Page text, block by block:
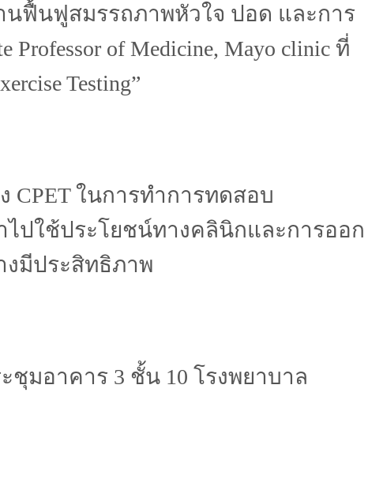
นฟื้นฟูสมรรถภาพหัวใจ ปอด และการ
of Medicine, Mayo clinic ที่
Testing”
CPET ในการทำการทดสอบ
ปใช้ประโยชน์ทางคลินิกและการออก
งมีประสิทธิภาพ
มอาคาร 3 ชั้น 10 โรงพยาบาล